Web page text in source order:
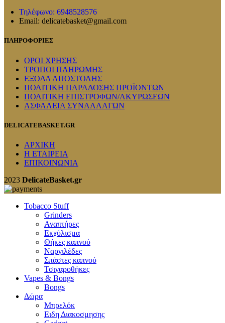
Τηλέφωνο: 6948528576
Email: delicatebasket@gmail.com
ΠΛΗΡΟΦΟΡΙΕΣ
ΟΡΟΙ ΧΡΗΣΗΣ
ΤΡΟΠΟΙ ΠΛΗΡΩΜΗΣ
ΕΞΟΔΑ ΑΠΟΣΤΟΛΗΣ
ΠΟΛΙΤΙΚΗ ΠΑΡΑΔΟΣΗΣ ΠΡΟΪΟΝΤΩΝ
ΠΟΛΙΤΙΚΗ ΕΠΙΣΤΡΟΦΩΝ/ΑΚΥΡΩΣΕΩΝ
ΑΣΦΑΛΕΙΑ ΣΥΝΑΛΛΑΓΩΝ
DELICATEBASKET.GR
ΑΡΧΙΚΗ
Η ΕΤΑΙΡΕΙΑ
ΕΠΙΚΟΙΝΩΝΙΑ
2023 DelicateBasket.gr
Tobacco Stuff
Grinders
Αναπτήρες
Εκχύλισμα
Θήκες καπνού
Ναργιλέδες
Σπάστες καπνού
Τσιγαροθήκες
Vapes & Bongs
Bongs
Δώρα
Μπρελόκ
Eιδη Διακοσμησης